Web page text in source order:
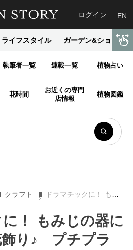
ログイン EN
ライフスタイル ガーデン&ショップ
執筆者一覧 連載一覧 植物占い
花時間
お近くの専門
店情報
植物図鑑
クラフト ドラマチックに！ もみじの器に深まる秋の花飾り♪ プチプラ花コーデVol.124
に！ もみじの器に
飾り♪ プチプラ